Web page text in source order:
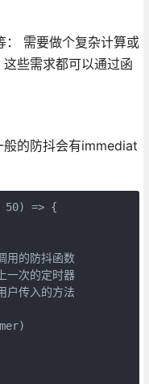
需要做个复杂计算或
些需求都可以通过函
般的防抖会有immediat
50) => {
用的防抖函数
一次的定时器
户传入的方法